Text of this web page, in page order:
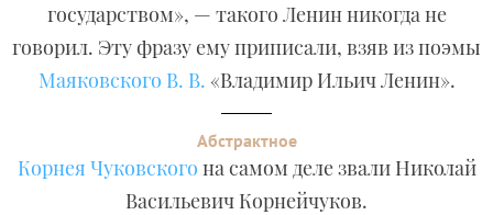
государством», — такого Ленин никогда не
говорил. Эту фразу ему приписали, взяв из поэмы
Маяковского В. В. «Владимир Ильич Ленин».
Абстрактное
Корнея Чуковского на самом деле звали Николай
Васильевич Корнейчуков.